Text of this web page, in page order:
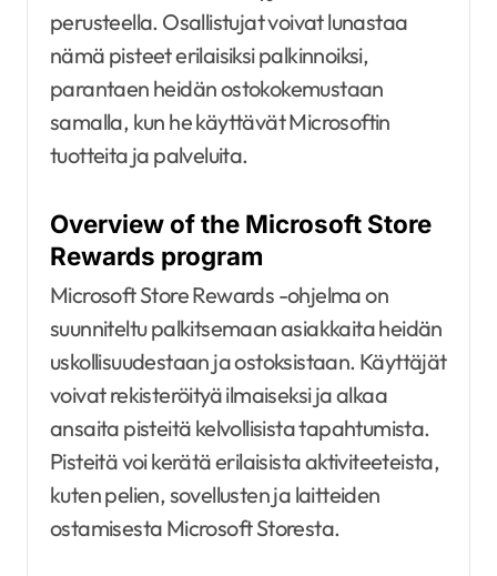
perusteella. Osallistujat voivat lunastaa
nämä pisteet erilaisiksi palkinnoiksi,
parantaen heidän ostokokemustaan
samalla, kun he käyttävät Microsoftin
tuotteita ja palveluita.
Overview of the Microsoft Store
Rewards program
Microsoft Store Rewards -ohjelma on
suunniteltu palkitsemaan asiakkaita heidän
uskollisuudestaan ja ostoksistaan. Käyttäjät
voivat rekisteröityä ilmaiseksi ja alkaa
ansaita pisteitä kelvollisista tapahtumista.
Pisteitä voi kerätä erilaisista aktiviteeteista,
kuten pelien, sovellusten ja laitteiden
ostamisesta Microsoft Storesta.